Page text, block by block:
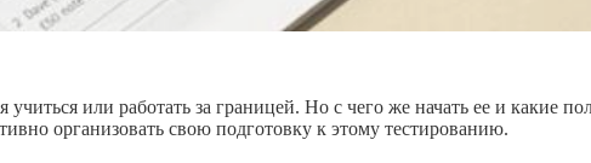
или работать за границей. Но с чего же начать ее и какие
организовать свою подготовку к этому тестированию.